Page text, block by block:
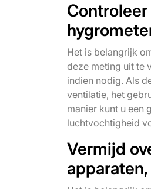
Het is belangrijk
deze meting uit te
indien nodig. Als
ventilatie, het
manier kunt u een
luchtvochtigheid
Vermijd